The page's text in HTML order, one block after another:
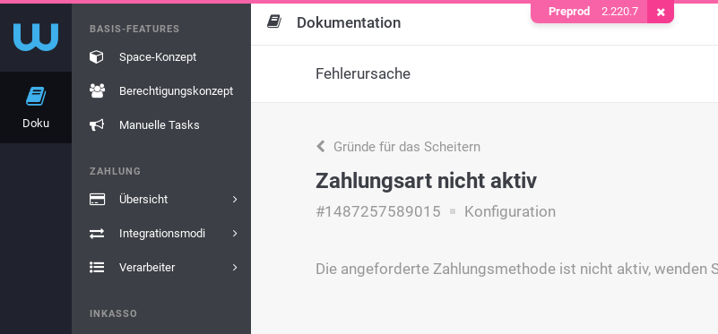
Doku
BASIS-FEATURES
Space-Konzept
Berechtigungskonzept
Manuelle Tasks
ZAHLUNG
Übersicht
Integrationsmodi
Verarbeiter
INKASSO
Dokumentation
Fehlerursache
Gründe für das Scheitern
Zahlungsart nicht aktiv
#1487257589015 Konfiguration
Die angeforderte Zahlungsmethode ist nicht aktiv, wenden
Preprod 2.220.7 Cookie